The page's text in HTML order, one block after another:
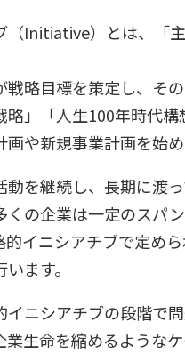
（Initiative）とは、「
戦略目標を策定し、そ
略」「人生100年時代
画や新規事業計画を始
動を継続し、長期に渡
くの企業は一定のスパ
的イニシアチブで定め
ます。
イニシアチブの段階で
生命を縮めるような